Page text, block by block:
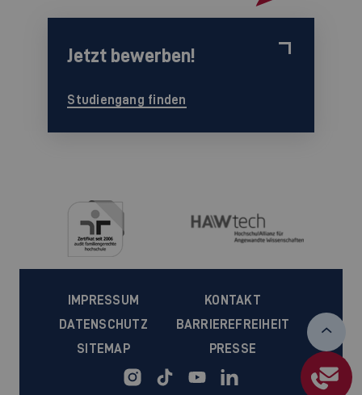
Jetzt bewerben!
Studiengang finden
IMPRESSUM
KONTAKT
DATENSCHUTZ
BARRIEREFREIHEIT
SITEMAP
PRESSE